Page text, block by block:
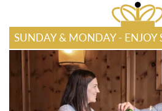
SUNDAY & MONDAY - ENJOY